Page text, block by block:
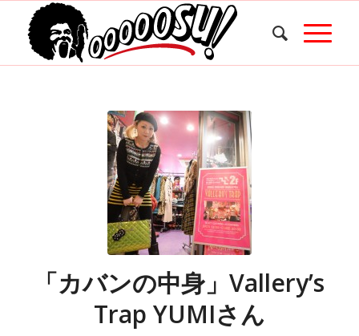
「カバンの中身」Vallery’s
Trap YUMIさん